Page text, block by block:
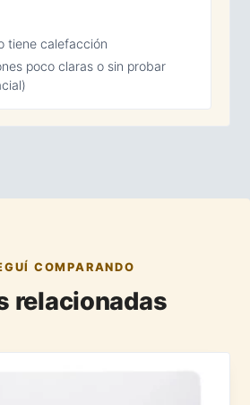
tiene calefacción
poco claras o sin probar
COMPARANDO
relacionadas